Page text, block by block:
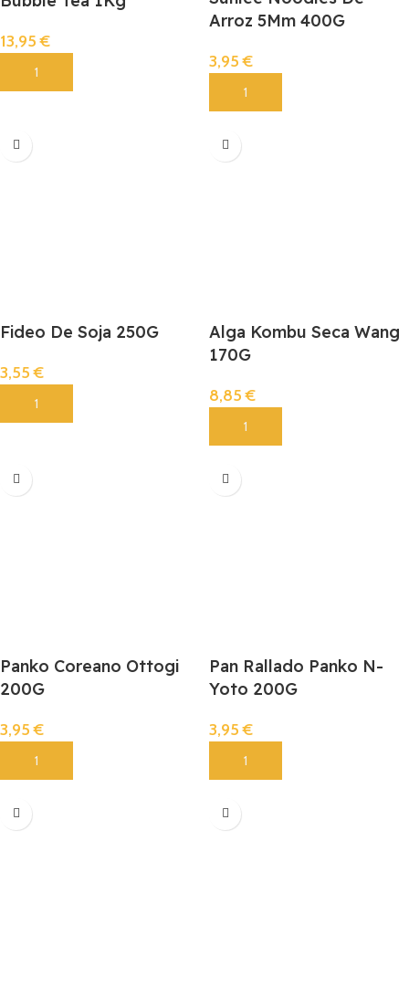
13,95€
Añadir
Arroz 5Mm 400G
3,95€
Añadir
Fideo De Soja 250G
3,55€
Añadir
Alga Kombu Seca Wang
170G
8,85€
Añadir
Panko Coreano Ottogi
200G
3,95€
Añadir
Pan Rallado Panko N-
Yoto 200G
3,95€
Añadir